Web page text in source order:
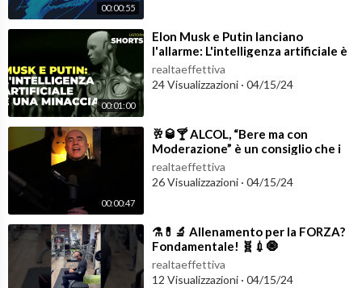
00:00:55
00:01:00
⁣Elon Musk e Putin lanciano
l'allarme: L'intelligenza artificiale è
una minaccia - #Shorts
realtaeffettiva
24 Visualizzazioni · 04/15/24
00:00:47
⁣🥂🥃🍸 ALCOL, “Bere ma con
Moderazione” è un consiglio che i
medici NON devono dare! 👁️☠️
#shorts
realtaeffettiva
26 Visualizzazioni · 04/15/24
⁣⚗️💊🔬 Allenamento per la FORZA?
Fondamentale! 🧬💉🧿
#allenamento
realtaeffettiva
12 Visualizzazioni · 04/15/24